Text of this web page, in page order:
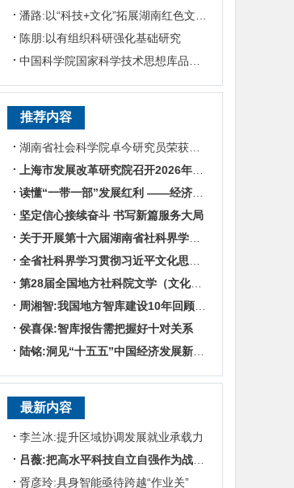
陈朋:以有组织科研强化基础研究
推荐内容
湖南省社会科学院卓今研究员荣获第九届鲁迅文学奖
上海市发展改革研究院召开2026年半年度工作会议
读懂“一带一部”发展红利 ——经济学专家谈湖南区位优势
坚定信心接续奋斗 书写新篇服务大局
关于开展第十六届湖南省社科界学术年会征文活动的通知
第28届全国地方社科院文学（文化）所所长联席会暨“数智时代地方文化IP建设”学术研讨
周湘智:我国地方智库建设10年回顾与展望
侯喜保:智库报告需把握好十对关系
陆铭:洞见“十五五”中国经济发展新趋势——对话上海交通大学中国发展研究院执行院长陆铭
最新内容
李兰冰:提升区域协调发展就业承载力
吕薇:把高水平科技自立自强作为战略支撑
胥彦玲:具身智能亟待跨越“作业关”